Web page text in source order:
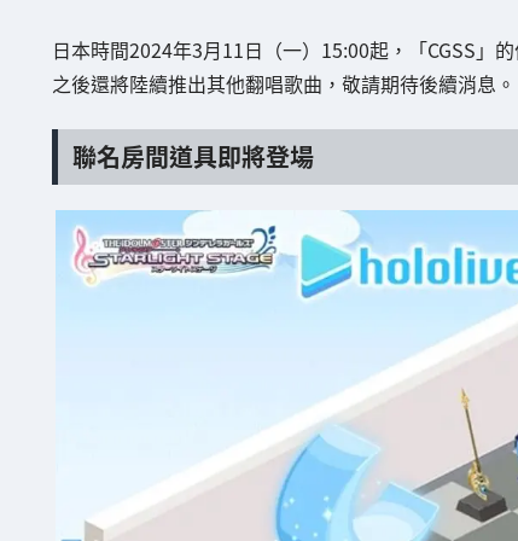
日本時間2024年3月11日（一）15:00起，「CGSS」
之後還將陸續推出其他翻唱歌曲，敬請期待後續消息。
聯名房間道具即將登場